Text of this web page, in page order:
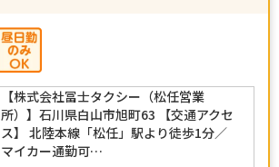
【株式会社冨士タクシー（松任営業
所）】石川県白山市旭町63 【交通アクセ
ス】 北陸本線「松任」駅より徒歩1分／
マイカー通勤可…